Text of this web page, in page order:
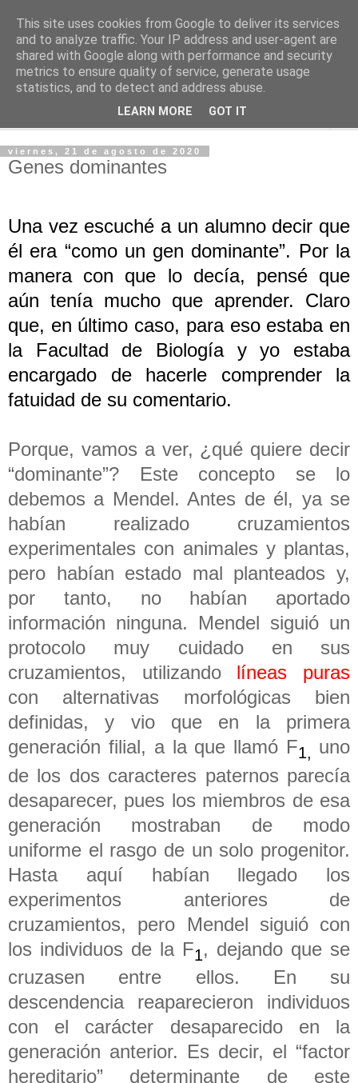
PASEANTE SILENCIOSO
Blog personal de Emilio Valadé del Río
viernes, 21 de agosto de 2020
Genes dominantes
Una vez escuché a un alumno decir que
él era “como un gen dominante”. Por la
manera con que lo decía, pensé que
aún tenía mucho que aprender. Claro
que, en último caso, para eso estaba en
la Facultad de Biología y yo estaba
encargado de hacerle comprender la
fatuidad de su comentario.
Porque, vamos a ver, ¿qué quiere decir
“dominante”? Este concepto se lo
debemos a Mendel. Antes de él, ya se
habían realizado cruzamientos
experimentales con animales y plantas,
pero habían estado mal planteados y,
por tanto, no habían aportado
información ninguna. Mendel siguió un
protocolo muy cuidado en sus
cruzamientos, utilizando líneas puras
con alternativas morfológicas bien
definidas, y vio que en la primera
generación filial, a la que llamó F1, uno
de los dos caracteres paternos parecía
desaparecer, pues los miembros de esa
generación mostraban de modo
uniforme el rasgo de un solo progenitor.
Hasta aquí habían llegado los
experimentos anteriores de
cruzamientos, pero Mendel siguió con
los individuos de la F1 , dejando que se
cruzasen entre ellos. En su
descendencia reaparecieron individuos
con el carácter desaparecido en la
generación anterior. Es decir, el “factor
hereditario” determinante de este
This site uses cookies from Google to deliver its services
and to analyze traffic. Your IP address and user-agent are
shared with Google along with performance and security
metrics to ensure quality of service, generate usage
statistics, and to detect and address abuse.
LEARN MORE GOT IT